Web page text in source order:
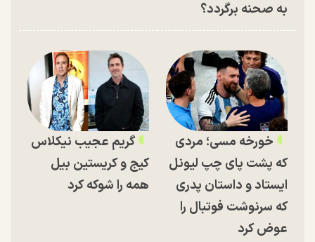
به صحنه برگردد؟
خورخه مسی؛ مردی
که پشت پای چپ لیونل
ایستاد و داستان پدری
که سرنوشت فوتبال را
عوض کرد
گریم عجیب نیکلاس
کیج و کریستین بیل
همه را شوکه کرد